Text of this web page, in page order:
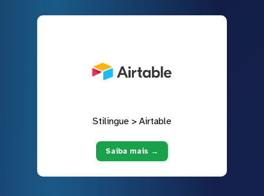
Stilingue > Airtable
Saiba mais →